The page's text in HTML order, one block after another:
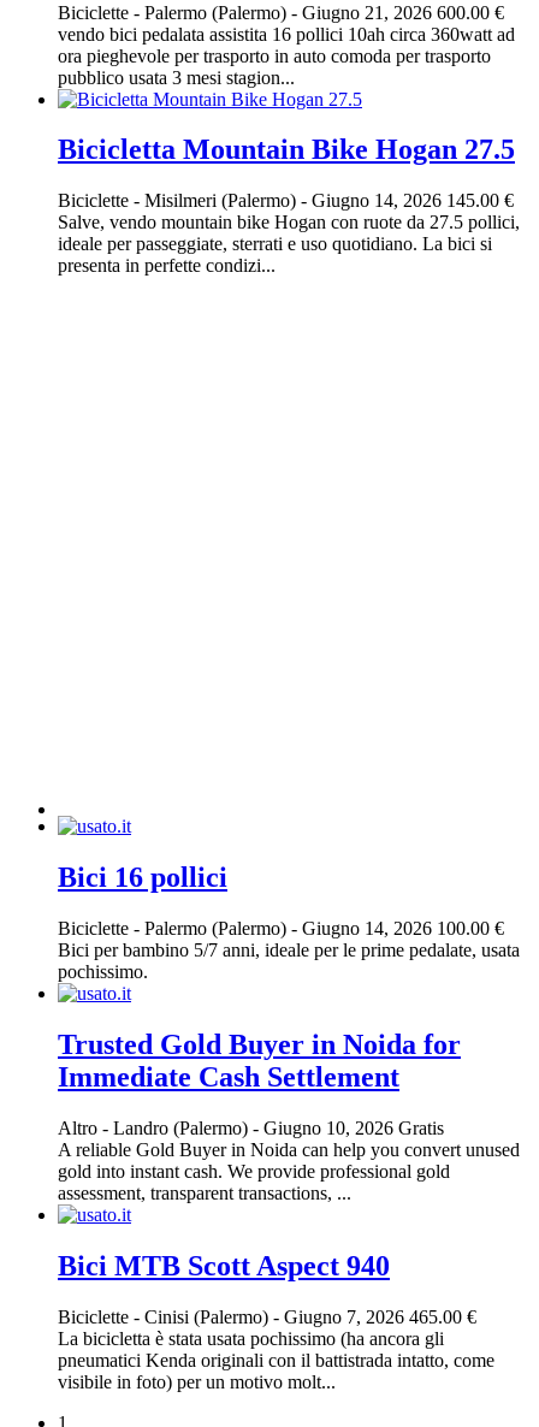
Biciclette - Palermo (Palermo) - Giugno 21, 2026 600.00 €
vendo bici pedalata assistita 16 pollici 10ah circa 360watt ad
ora pieghevole per trasporto in auto comoda per trasporto
pubblico usata 3 mesi stagion...
Bicicletta Mountain Bike Hogan 27.5
Biciclette - Misilmeri (Palermo) - Giugno 14, 2026 145.00 €
Salve, vendo mountain bike Hogan con ruote da 27.5 pollici,
ideale per passeggiate, sterrati e uso quotidiano. La bici si
presenta in perfette condizi...
Bici 16 pollici
Biciclette - Palermo (Palermo) - Giugno 14, 2026 100.00 €
Bici per bambino 5/7 anni, ideale per le prime pedalate, usata
pochissimo.
Trusted Gold Buyer in Noida for
Immediate Cash Settlement
Altro - Landro (Palermo) - Giugno 10, 2026 Gratis
A reliable Gold Buyer in Noida can help you convert unused
gold into instant cash. We provide professional gold
assessment, transparent transactions, ...
Bici MTB Scott Aspect 940
Biciclette - Cinisi (Palermo) - Giugno 7, 2026 465.00 €
La bicicletta è stata usata pochissimo (ha ancora gli
pneumatici Kenda originali con il battistrada intatto, come
visibile in foto) per un motivo molt...
1